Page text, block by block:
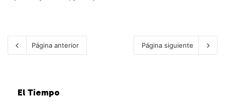
Página anterior Página siguiente
El Tiempo